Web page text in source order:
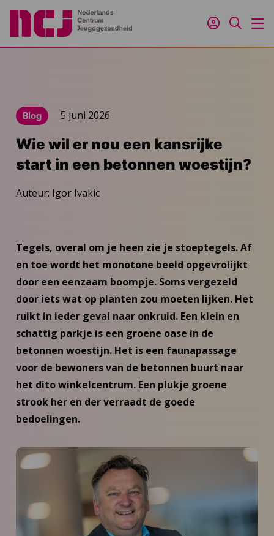
Inloggen
Zoeken
Blog 5 juni 2026
Wie wil er nou een kansrijke
start in een betonnen woestijn?
Auteur: Igor Ivakic
Tegels, overal om je heen zie je stoeptegels. Af
en toe wordt het monotone beeld opgevrolijkt
door een eenzaam boompje. Soms vergezeld
door iets wat op planten zou moeten lijken. Het
ruikt in ieder geval naar onkruid. Een klein en
schattig parkje is een groene oase in de
betonnen woestijn. Het is een faunapassage
voor de bewoners van de betonnen buurt naar
het dito winkelcentrum. Een plukje groene
strook her en der verraadt de goede
bedoelingen.